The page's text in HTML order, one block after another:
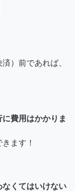
）前であれば、
費用はかかりま
ます！
くてはいけない